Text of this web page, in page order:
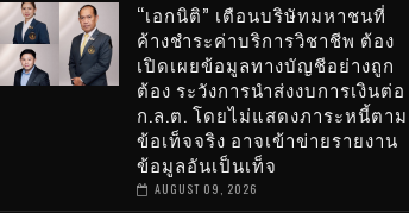
“เอกนิติ” เตือนบริษัทมหาชนที่
ค้างชำระค่าบริการวิชาชีพ ต้อง
เปิดเผยข้อมูลทางบัญชีอย่างถูก
ต้อง ระวังการนำส่งงบการเงินต่อ
ก.ล.ต. โดยไม่แสดงภาระหนี้ตาม
ข้อเท็จจริง อาจเข้าข่ายรายงาน
ข้อมูลอันเป็นเท็จ
AUGUST 09, 2026